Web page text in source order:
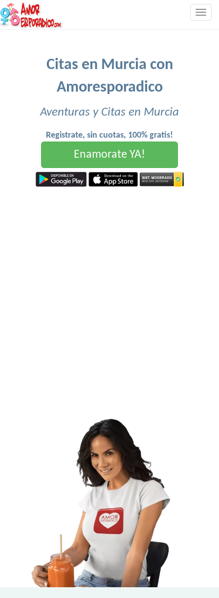
Citas en Murcia con
Amoresporadico
Aventuras y Citas en Murcia
Registrate, sin cuotas, 100% gratis!
Enamorate YA!